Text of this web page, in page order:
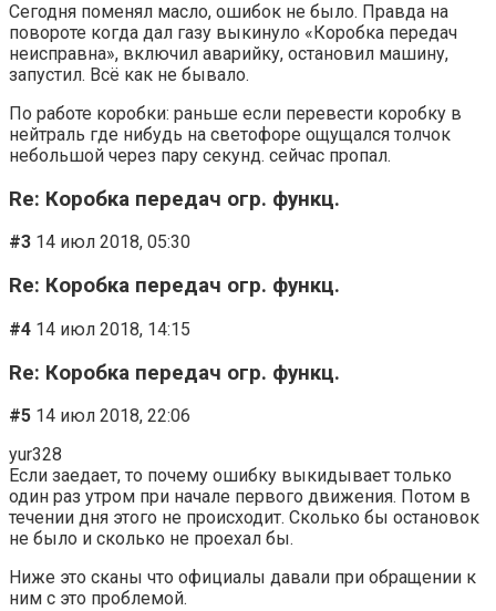
Сегодня поменял масло, ошибок не было. Правда на
повороте когда дал газу выкинуло «Коробка передач
неисправна», включил аварийку, остановил машину,
запустил. Всё как не бывало.
По работе коробки: раньше если перевести коробку в
нейтраль где нибудь на светофоре ощущался толчок
небольшой через пару секунд. сейчас пропал.
Re: Коробка передач огр. функц.
#3 14 июл 2018, 05:30
Re: Коробка передач огр. функц.
#4 14 июл 2018, 14:15
Re: Коробка передач огр. функц.
#5 14 июл 2018, 22:06
yur328
Если заедает, то почему ошибку выкидывает только
один раз утром при начале первого движения. Потом в
течении дня этого не происходит. Сколько бы остановок
не было и сколько не проехал бы.
Ниже это сканы что официалы давали при обращении к
ним с это проблемой.